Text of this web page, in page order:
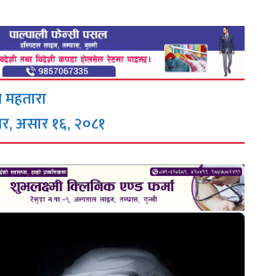
असार १६, २०८१